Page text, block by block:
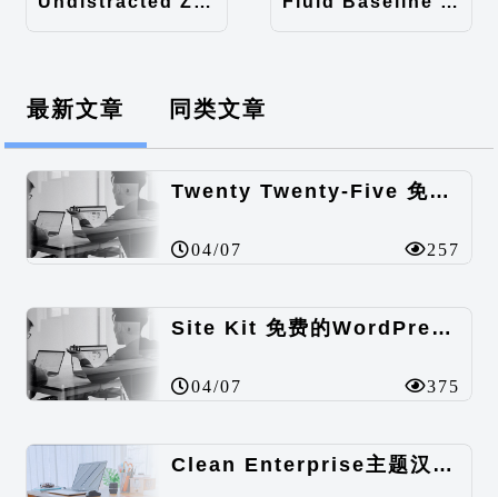
最新文章 同类文章
Twenty Twenty-Five 免费的WordPress内容主题
04/07 257
Site Kit 免费的WordPress数据统计插件
04/07 375
Clean Enterprise主题汉化包